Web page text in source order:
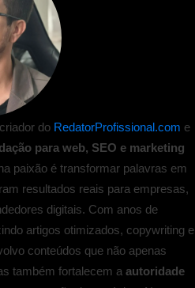
do RedatorProfissional.com e
para web, SEO e marketing
paixão é transformar palavras em
resultados reais para empresas,
digitais. Com anos de
artigos otimizados, copywriting e
conteúdos que não apenas
também fortalecem aautoridade